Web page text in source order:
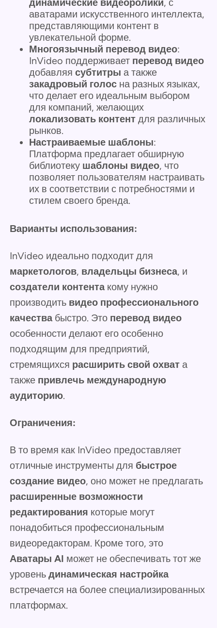
аватарами искусственного интеллекта,
представляющими контент в
увлекательной форме.
Многоязычный перевод видео:
InVideo поддерживает перевод видео
добавляя субтитры а также
закадровый голос на разных языках,
что делает его идеальным выбором
для компаний, желающих
локализовать контент для различных
рынков.
Настраиваемые шаблоны:
Платформа предлагает обширную
библиотеку шаблоны видео, что
позволяет пользователям настраивать
их в соответствии с потребностями и
стилем своего бренда.
Варианты использования:
InVideo идеально подходит для
маркетологов, владельцы бизнеса, и
создатели контентакому нужно
производить видео профессионального
качествабыстро. Это перевод видео
особенности делают его особенно
подходящим для предприятий,
стремящихся расширить свой охват а
также привлечь международную
аудиторию.
Ограничения:
В то время как InVideo предоставляет
отличные инструменты для быстрое
создание видео, оно может не предлагать
расширенные возможности
редактирования которые могут
понадобиться профессиональным
видеоредакторам. Кроме того, это
Аватары AI может не обеспечивать тот же
уровень динамическая настройка
встречается на более специализированных
платформах.